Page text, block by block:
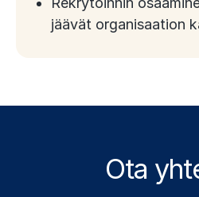
jäävät organisaation
Ota